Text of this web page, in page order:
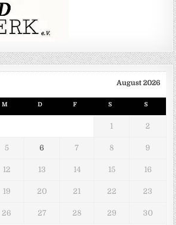
August 2026
M D F S S
1 2
5 6 7 8 9
12 13 14 15 16
19 20 21 22 23
26 27 28 29 30